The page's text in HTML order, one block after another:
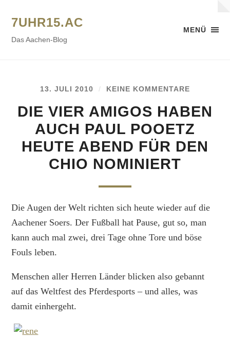
MENÜ
7UHR15.AC
Das Aachen-Blog
13. JULI 2010 / KEINE KOMMENTARE
DIE VIER AMIGOS HABEN
AUCH PAUL POOETZ
HEUTE ABEND FÜR DEN
CHIO NOMINIERT
Die Augen der Welt richten sich heute wieder auf die
Aachener Soers. Der Fußball hat Pause, gut so, man
kann auch mal zwei, drei Tage ohne Tore und böse
Fouls leben.
Menschen aller Herren Länder blicken also gebannt
auf das Weltfest des Pferdesports – und alles, was
damit einhergeht.